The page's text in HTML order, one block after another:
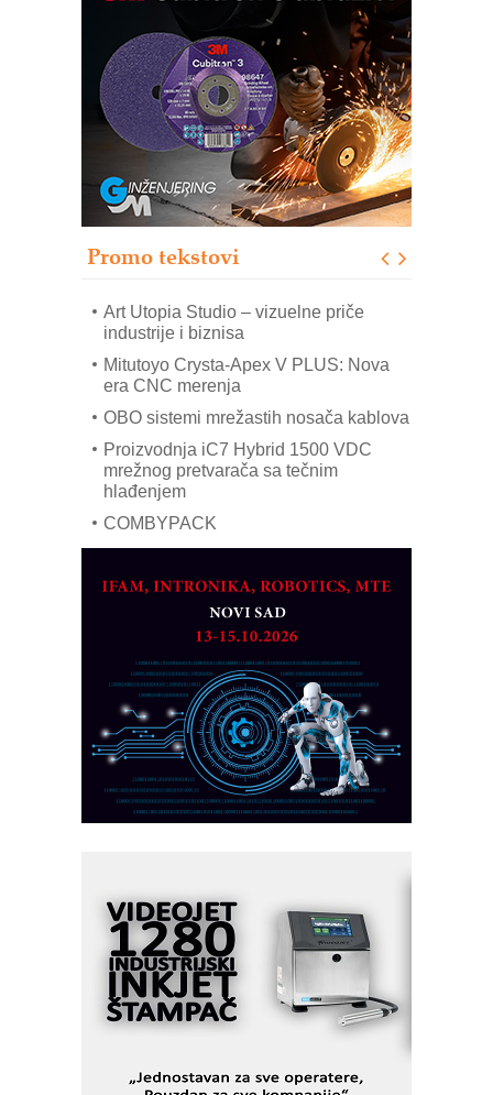
Promo tekstovi
Efikasno upravljanje energijom
Automatizacija pakovanja · Display
(Shelf-Ready) omotnice
Potpuna efikasnost bez složenih
Trajna oznaka kao dugoročna korist
Bezbednost na prvom mestu!
SKF Y-ležajne jedinice za
Art Utopia Studio – vizuelne priče
industrije i biznisa
Mitutoyo Crysta-Apex V PLUS: Nova
era CNC merenja
OBO sistemi mrežastih nosača kablova
Proizvodnja iC7 Hybrid 1500 VDC
mrežnog pretvarača sa tečnim
hlađenjem
COMBYPACK
ROSA i SCHUNK podižu proizvodnju
Detekcija različitih oblika
MAREX - Lim i mašine za savremena
rešenja
Marcom-plast d.o.o.- vaš pouzdan
partner
CTO - Prilagodite svoju toplinsku
obradu!
dostupan u Srbiji
MOTOMAN – NEXT-Robotika vođena
veštačkom inteligencijom
I.SAFE MOBILE revolucioniše
industrijsku automatizaciju
pionirskimmobile operator PANEL-OM
podešavanje u proizvodnji prototipova